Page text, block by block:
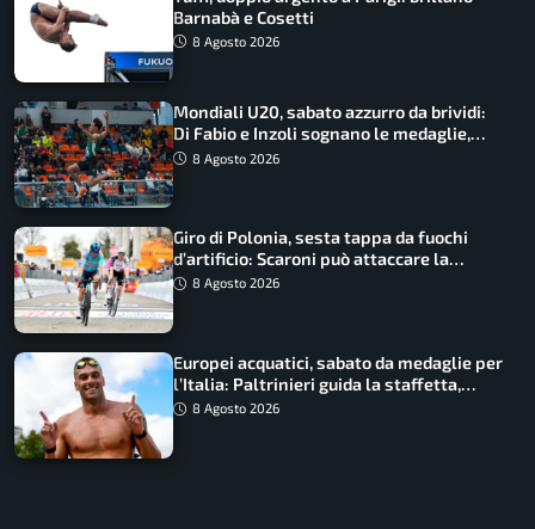
Barnabà e Cosetti
8 Agosto 2026
Mondiali U20, sabato azzurro da brividi:
Di Fabio e Inzoli sognano le medaglie,
Castellani e Succo in finale
8 Agosto 2026
Giro di Polonia, sesta tappa da fuochi
d’artificio: Scaroni può attaccare la
maglia di Lemmen
8 Agosto 2026
Europei acquatici, sabato da medaglie per
l’Italia: Paltrinieri guida la staffetta,
Barnabà sogna l’oro dalle grandi altezze
8 Agosto 2026